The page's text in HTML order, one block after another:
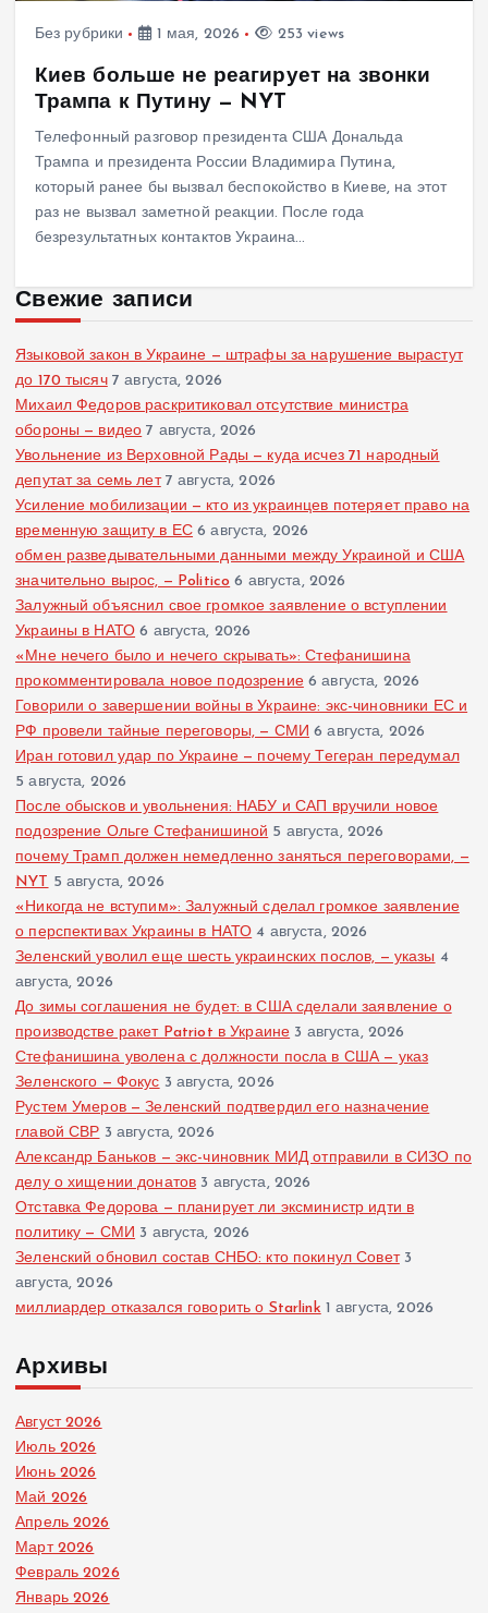
Без рубрики 1 мая, 2026 253 views
Киев больше не реагирует на звонки
Трампа к Путину — NYT
Телефонный разговор президента США Дональда
Трампа и президента России Владимира Путина,
который ранее бы вызвал беспокойство в Киеве, на этот
раз не вызвал заметной реакции. После года
безрезультатных контактов Украина…
Свежие записи
Языковой закон в Украине — штрафы за нарушение вырастут
до 170 тысяч 7 августа, 2026
Михаил Федоров раскритиковал отсутствие министра
обороны — видео 7 августа, 2026
Увольнение из Верховной Рады — куда исчез 71 народный
депутат за семь лет 7 августа, 2026
Усиление мобилизации — кто из украинцев потеряет право на
временную защиту в ЕС 6 августа, 2026
обмен разведывательными данными между Украиной и США
значительно вырос, — Politico 6 августа, 2026
Залужный объяснил свое громкое заявление о вступлении
Украины в НАТО 6 августа, 2026
«Мне нечего было и нечего скрывать»: Стефанишина
прокомментировала новое подозрение 6 августа, 2026
Говорили о завершении войны в Украине: экс-чиновники ЕС и
РФ провели тайные переговоры, — СМИ 6 августа, 2026
Иран готовил удар по Украине — почему Тегеран передумал
5 августа, 2026
После обысков и увольнения: НАБУ и САП вручили новое
подозрение Ольге Стефанишиной 5 августа, 2026
почему Трамп должен немедленно заняться переговорами, —
NYT 5 августа, 2026
«Никогда не вступим»: Залужный сделал громкое заявление
о перспективах Украины в НАТО 4 августа, 2026
Зеленский уволил еще шесть украинских послов, — указы 4
августа, 2026
До зимы соглашения не будет: в США сделали заявление о
производстве ракет Patriot в Украине 3 августа, 2026
Стефанишина уволена с должности посла в США — указ
Зеленского — Фокус 3 августа, 2026
Рустем Умеров — Зеленский подтвердил его назначение
главой СВР 3 августа, 2026
Александр Баньков — экс-чиновник МИД отправили в СИЗО по
делу о хищении донатов 3 августа, 2026
Отставка Федорова — планирует ли эксминистр идти в
политику — СМИ 3 августа, 2026
Зеленский обновил состав СНБО: кто покинул Совет 3
августа, 2026
миллиардер отказался говорить о Starlink 1 августа, 2026
Архивы
Август 2026
Июль 2026
Июнь 2026
Май 2026
Апрель 2026
Март 2026
Февраль 2026
Январь 2026